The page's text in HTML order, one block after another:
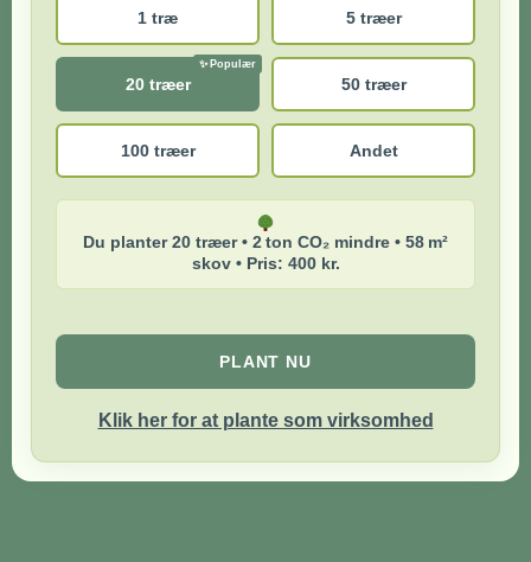
1 træ 5 træer
20 træer 50 træer
100 træer Andet
Du planter 20 træer • 2 ton CO₂ mindre • 58 m²
skov • Pris: 400 kr.
PLANT NU
Klik her for at plante som virksomhed